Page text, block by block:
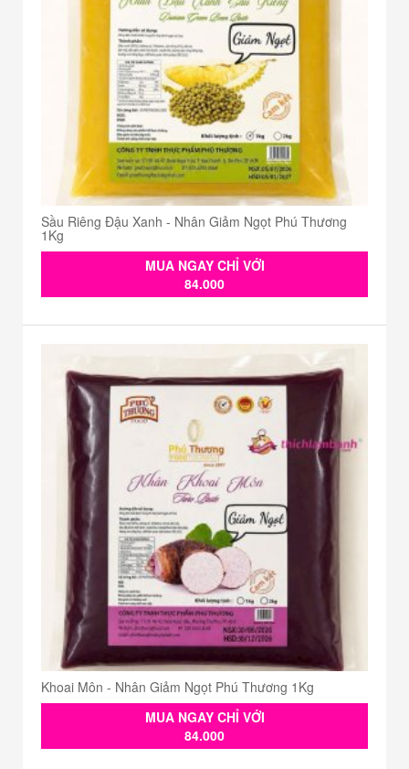
Sầu Riêng Đậu Xanh - Nhân Giảm Ngọt Phú Thương
1Kg
MUA NGAY CHỈ VỚI
84.000
Khoai Môn - Nhân Giảm Ngọt Phú Thương 1Kg
MUA NGAY CHỈ VỚI
84.000